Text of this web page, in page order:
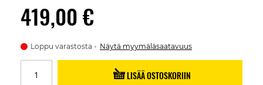
419,00 €
Loppu varastosta Näytä myymäläsaatavuus
LISÄÄ OSTOSKORIIN
images
gallery